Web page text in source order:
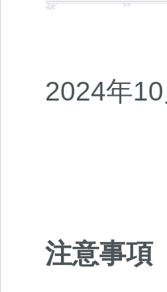
2024年
注意事項